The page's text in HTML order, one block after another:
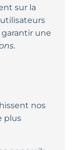
sur la
une
.
nos
plus